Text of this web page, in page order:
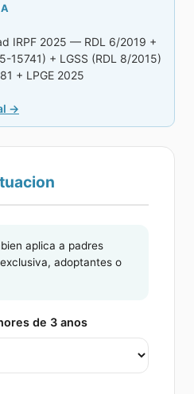
IRPF 2025 — RDL 6/2019 +
15741) + LGSS (RDL 8/2015)
+ LPGE 2025
→
aplica a padres
adoptantes o
de 3 anos